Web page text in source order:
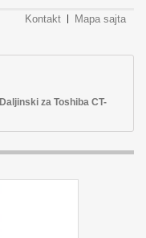
Kontakt Mapa sajta
Daljinski za Toshiba CT-